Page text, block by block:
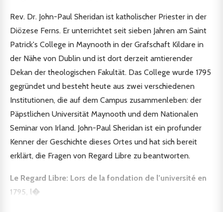
Rev. Dr. John-Paul Sheridan ist katholischer Priester in der
Diözese Ferns. Er unterrichtet seit sieben Jahren am Saint
Patrick's College in Maynooth in der Grafschaft Kildare in
der Nähe von Dublin und ist dort derzeit amtierender
Dekan der theologischen Fakultät. Das College wurde 1795
gegründet und besteht heute aus zwei verschiedenen
Institutionen, die auf dem Campus zusammenleben: der
Päpstlichen Universität Maynooth und dem Nationalen
Seminar von Irland. John-Paul Sheridan ist ein profunder
Kenner der Geschichte dieses Ortes und hat sich bereit
erklärt, die Fragen von Regard Libre zu beantworten.
Le Regard Libre: Lors de la fondation de l’université en
1795, l�